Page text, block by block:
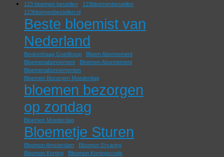
123 bloemen bestellen
123bloemenbestellen
123bloemenbestellen.nl
Beste bloemist van
Nederland
Beukenhaag Goedkoop
Bloem Abonnement
Bloemenabonnement
Bloemen Abonnement
Bloemenabonnementen
Bloemen Bezorgen Moederdag
bloemen bezorgen
op zondag
Bloemen Moederdag
Bloemetje Sturen
Bloomon Amsterdam
Bloomon Ervaring
Bloomon Korting
Bloomon Kortingscode